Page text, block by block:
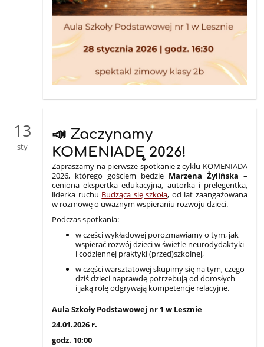
13
sty
📣 Zaczynamy
KOMENIADĘ 2026!
Zapraszamy na pierwsze spotkanie z cyklu KOMENIADA
2026, którego gościem będzie Marzena Żylińska –
ceniona ekspertka edukacyjna, autorka i prelegentka,
liderka ruchu Budząca się szkoła, od lat zaangażowana
w rozmowę o uważnym wspieraniu rozwoju dzieci.
Podczas spotkania:
w części wykładowej porozmawiamy o tym, jak
wspierać rozwój dzieci w świetle neurodydaktyki
i codziennej praktyki (przed)szkolnej,
w części warsztatowej skupimy się na tym, czego
dziś dzieci naprawdę potrzebują od dorosłych
i jaką rolę odgrywają kompetencje relacyjne.
Aula Szkoły Podstawowej nr 1 w Lesznie
24.01.2026 r.
godz. 10:00